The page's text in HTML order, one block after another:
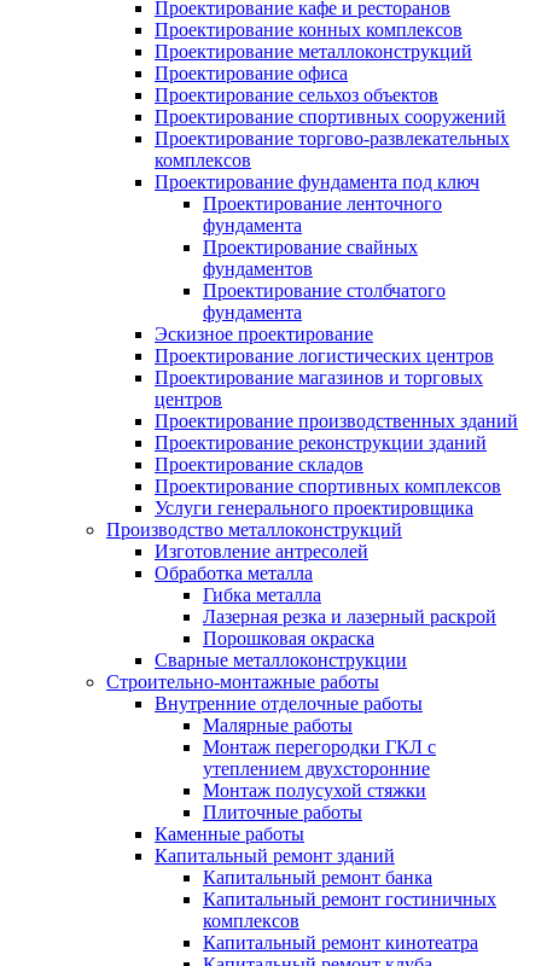
Проектирование кафе и ресторанов
Проектирование конных комплексов
Проектирование металлоконструкций
Проектирование офиса
Проектирование сельхоз объектов
Проектирование спортивных сооружений
Проектирование торгово-развлекательных
комплексов
Проектирование фундамента под ключ
Проектирование ленточного
фундамента
Проектирование свайных
фундаментов
Проектирование столбчатого
фундамента
Эскизное проектирование
Проектирование логистических центров
Проектирование магазинов и торговых
центров
Проектирование производственных зданий
Проектирование реконструкции зданий
Проектирование складов
Проектирование спортивных комплексов
Услуги генерального проектировщика
Производство металлоконструкций
Изготовление антресолей
Обработка металла
Гибка металла
Лазерная резка и лазерный раскрой
Порошковая окраска
Сварные металлоконструкции
Строительно-монтажные работы
Внутренние отделочные работы
Малярные работы
Монтаж перегородки ГКЛ с
утеплением двухсторонние
Монтаж полусухой стяжки
Плиточные работы
Каменные работы
Капитальный ремонт зданий
Капитальный ремонт банка
Капитальный ремонт гостиничных
комплексов
Капитальный ремонт кинотеатра